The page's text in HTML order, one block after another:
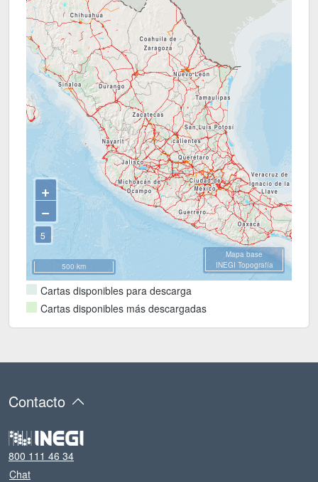
5
Mapa base
INEGI Topografía
+
−
500 km
Acercar
Alejar
Cartas disponibles para descarga
Cartas disponibles más descargadas
Contacto
800 111 46 34
Chat